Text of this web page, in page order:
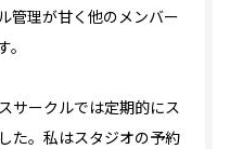
管理が甘く他のメンバー
サークルでは定期的にス
た。私はスタジオの予約